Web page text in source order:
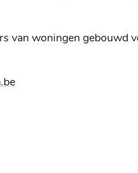
van woningen gebouwd